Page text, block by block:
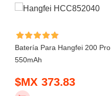
Batería Para Hangfei 200 Pro
550mAh
$MX 373.83